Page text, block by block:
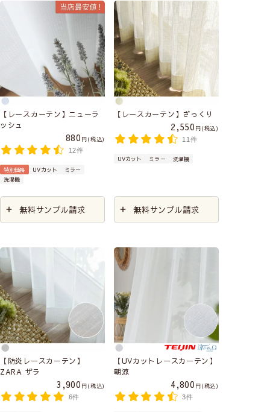
【レースカーテン】ニューラ
ッシュ
880
税込
12件
特別価格 UVカット
ミラー
洗濯機
無料サンプル請求
【レースカーテン】ざっくり
2,550
税込
11件
UVカット ミラー 洗濯機
無料サンプル請求
【防炎レースカーテン】
ZARA ザラ
3,900
税込
6件
【UVカットレースカーテン】
朝涼
4,800
税込
3件